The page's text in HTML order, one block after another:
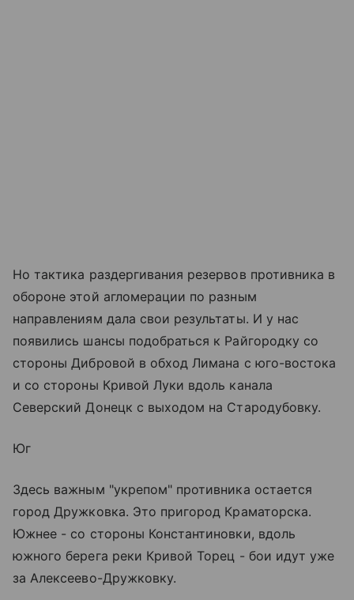
Но тактика раздергивания резервов противника в
обороне этой агломерации по разным
направлениям дала свои результаты. И у нас
появились шансы подобраться к Райгородку со
стороны Дибровой в обход Лимана с юго-востока
и со стороны Кривой Луки вдоль канала
Северский Донецк с выходом на Стародубовку.
Юг
Здесь важным "укрепом" противника остается
город Дружковка. Это пригород Краматорска.
Южнее - со стороны Константиновки, вдоль
южного берега реки Кривой Торец - бои идут уже
за Алексеево-Дружковку.